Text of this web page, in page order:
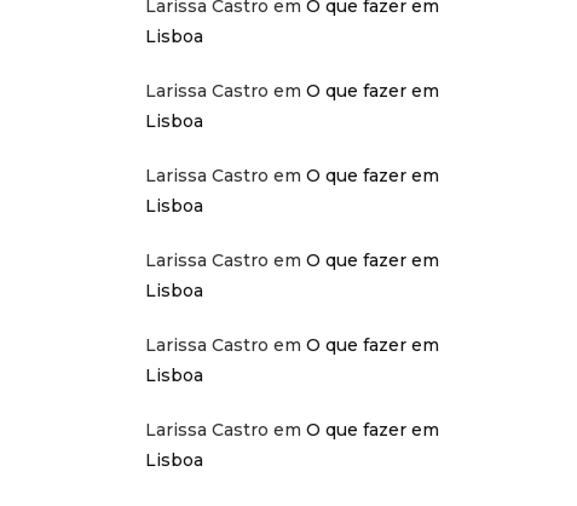
Larissa Castro em O que fazer em
Lisboa
Larissa Castro em O que fazer em
Lisboa
Larissa Castro em O que fazer em
Lisboa
Larissa Castro em O que fazer em
Lisboa
Larissa Castro em O que fazer em
Lisboa
Larissa Castro em O que fazer em
Lisboa